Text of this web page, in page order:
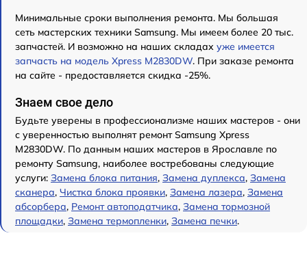
Минимальные сроки выполнения ремонта. Мы большая
сеть мастерских техники Samsung. Мы имеем более 20 тыс.
запчастей. И возможно на наших складах уже имеется
запчасть на модель Xpress M2830DW. При заказе ремонта
на сайте - предоставляется скидка -25%.
Знаем свое дело
Будьте уверены в профессионализме наших мастеров - они
с уверенностью выполнят ремонт Samsung Xpress
M2830DW. По данным наших мастеров в Ярославле по
ремонту Samsung, наиболее востребованы следующие
услуги: Замена блока питания, Замена дуплекса, Замена
сканера, Чистка блока проявки, Замена лазера, Замена
абсорбера, Ремонт автоподатчика, Замена тормозной
площадки, Замена термопленки, Замена печки.